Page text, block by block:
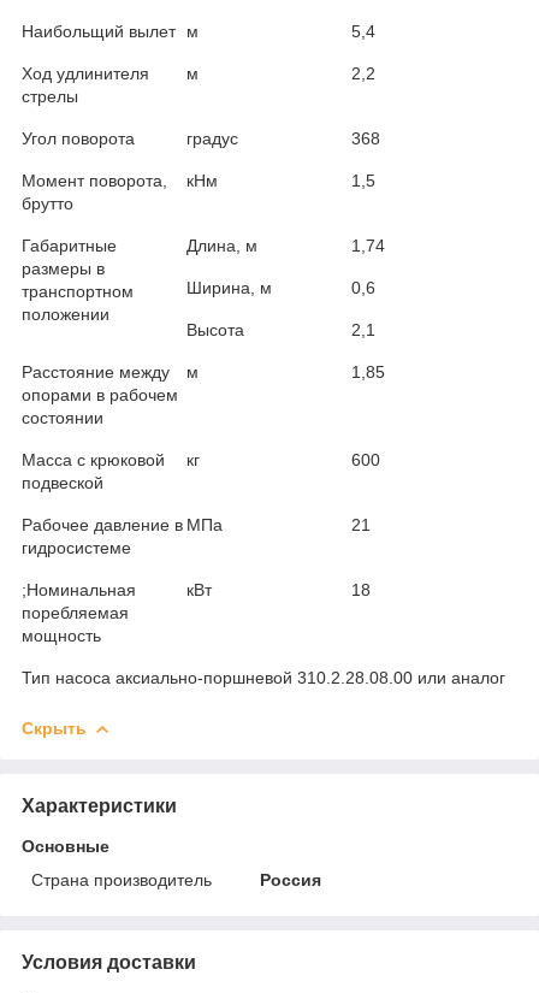
Наибольщий вылет м 5,4
Ход удлинителя
стрелы
м 2,2
Угол поворота градус 368
Момент поворота,
брутто
кНм 1,5
Габаритные
размеры в
транспортном
положении
Длина, м 1,74
Ширина, м 0,6
Высота 2,1
Расстояние между
опорами в рабочем
состоянии
м 1,85
Масса с крюковой
подвеской
кг 600
Рабочее давление в
гидросистеме
МПа 21
;Номинальная
поребляемая
мощность
кВт 18
Тип насоса аксиально-поршневой 310.2.28.08.00 или аналог
Скрыть
Характеристики
Основные
Страна производитель
Россия
Условия доставки